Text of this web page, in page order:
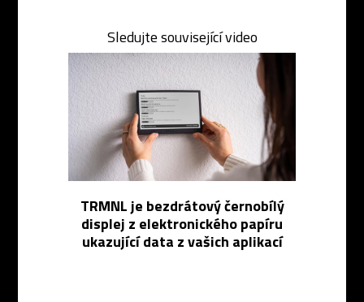
Sledujte související video
TRMNL je bezdrátový černobílý
displej z elektronického papíru
ukazující data z vašich aplikací